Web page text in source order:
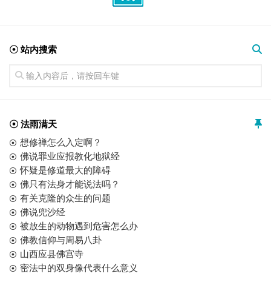
☉ 站内搜索
☉ 法雨满天
想修禅怎么入定啊？
佛说罪业应报教化地狱经
怀疑是修道最大的障碍
佛只有法身才能说法吗？
有关克隆的众生的问题
佛说兜沙经
被放生的动物遇到危害怎么办
佛教信仰与周易八卦
山西应县佛宫寺
密法中的双身像代表什么意义